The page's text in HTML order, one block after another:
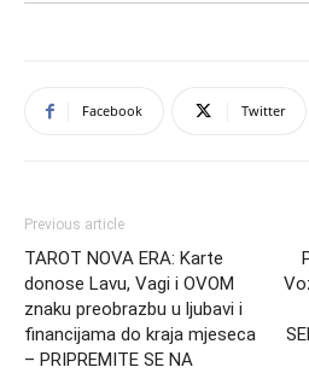
Facebook Twitter
Previous article
TAROT NOVA ERA: Karte
donose Lavu, Vagi i OVOM
znaku preobrazbu u ljubavi i
financijama do kraja mjeseca
– PRIPREMITE SE NA